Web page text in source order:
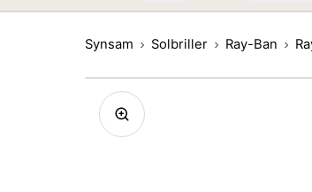
Synsam Solbriller Ray-Ban